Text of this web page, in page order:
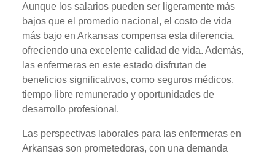
Aunque los salarios pueden ser ligeramente más
bajos que el promedio nacional, el costo de vida
más bajo en Arkansas compensa esta diferencia,
ofreciendo una excelente calidad de vida. Además,
las enfermeras en este estado disfrutan de
beneficios significativos, como seguros médicos,
tiempo libre remunerado y oportunidades de
desarrollo profesional.
Las perspectivas laborales para las enfermeras en
Arkansas son prometedoras, con una demanda